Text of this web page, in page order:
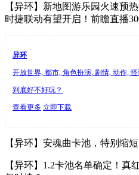
【异环】新地图游乐园火速预
时捷联动有望开启！前瞻直播
异环
开放世界, 都市, 角色扮演, 剧情, 动作, 怪
到底好不好玩？
查看更多 立即下载
【异环】安魂曲卡池，特别缩短
【异环】1.2卡池名单确定！真